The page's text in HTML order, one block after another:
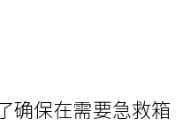
确保在需要急救箱